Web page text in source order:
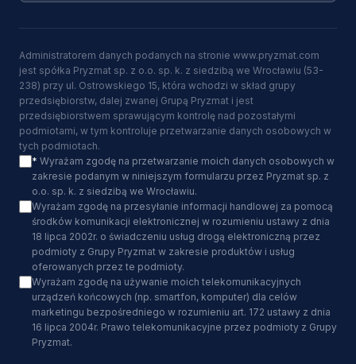
Administratorem danych podanych na stronie www.pryzmat.com
jest spółka Pryzmat sp. z o.o. sp. k. z siedzibą we Wrocławiu (53-
238) przy ul. Ostrowskiego 15, która wchodzi w skład grupy
przedsiębiorstw, dalej zwanej Grupą Pryzmat i jest
przedsiębiorstwem sprawującym kontrolę nad pozostałymi
podmiotami, w tym kontroluje przetwarzanie danych osobowych w
tych podmiotach.
* Wyrażam zgodę na przetwarzanie moich danych osobowych w
zakresie podanym w niniejszym formularzu przez Pryzmat sp. z
o.o. sp. k. z siedzibą we Wrocławiu.
Wyrażam zgodę na przesyłanie informacji handlowej za pomocą
środków komunikacji elektronicznej w rozumieniu ustawy z dnia
18 lipca 2002r. o świadczeniu usług drogą elektroniczną przez
podmioty z Grupy Pryzmat w zakresie produktów i usług
oferowanych przez te podmioty.
Wyrażam zgodę na używanie moich telekomunikacyjnych
urządzeń końcowych (np. smartfon, komputer) dla celów
marketingu bezpośredniego w rozumieniu art. 172 ustawy z dnia
16 lipca 2004r. Prawo telekomunikacyjne przez podmioty z Grupy
Pryzmat.